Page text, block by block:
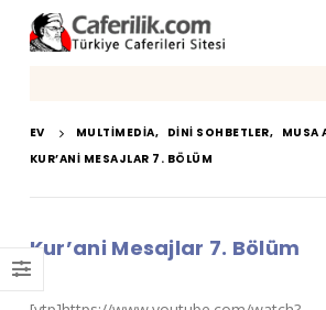
EV MULTIMEDIA, DINI SOHBETLER, MUSA
KUR’ANI MESAJLAR 7. BÖLÜM
Kur’ani Mesajlar 7. Bölüm